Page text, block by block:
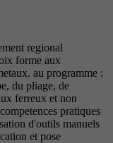
regional
forme aux
au programme :
du pliage, de
ferreux et non
pratiques
d'outils manuels
et pose